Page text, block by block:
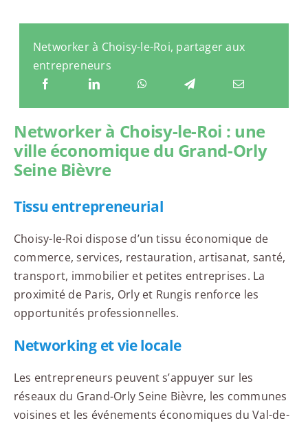
Networker à Choisy-le-Roi, partager aux
entrepreneurs
Networker à Choisy-le-Roi : une
ville économique du Grand-Orly
Seine Bièvre
Tissu entrepreneurial
Choisy-le-Roi dispose d’un tissu économique de
commerce, services, restauration, artisanat, santé,
transport, immobilier et petites entreprises. La
proximité de Paris, Orly et Rungis renforce les
opportunités professionnelles.
Networking et vie locale
Les entrepreneurs peuvent s’appuyer sur les
réseaux du Grand-Orly Seine Bièvre, les communes
voisines et les événements économiques du Val-de-